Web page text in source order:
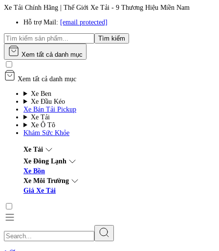
Xe Tải Chính Hãng | Thế Giới Xe Tải - 9 Thương Hiệu Miền Nam
Hỗ trợ Mail: [email protected]
Tìm kiếm
Xem tất cả danh mục
Xem tất cả danh mục
Xe Ben
Xe Đầu Kéo
Xe Bán Tải Pickup
Xe Tải
Xe Ô Tô
Khám Sức Khỏe
Xe Tải
Xe Đông Lạnh
Xe Bồn
Xe Môi Trường
Giá Xe Tải